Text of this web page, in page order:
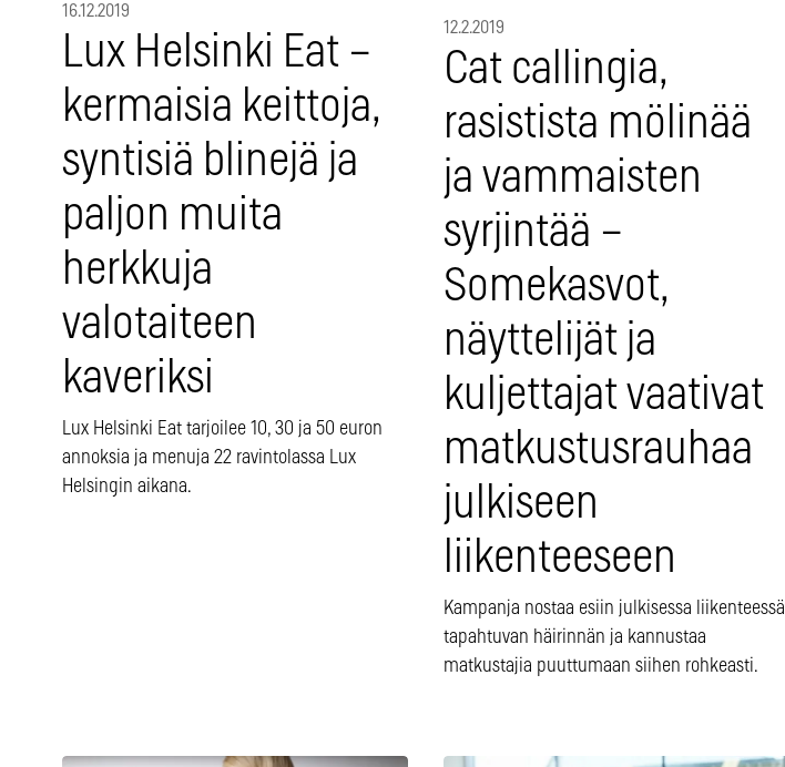
16.12.2019
Lux Helsinki Eat –
kermaisia keittoja,
syntisiä blinejä ja
paljon muita
herkkuja
valotaiteen
kaveriksi
Lux Helsinki Eat tarjoilee 10, 30 ja 50 euron
annoksia ja menuja 22 ravintolassa Lux
Helsingin aikana.
12.2.2019
Cat callingia,
rasistista mölinää
ja vammaisten
syrjintää –
Somekasvot,
näyttelijät ja
kuljettajat vaativat
matkustusrauhaa
julkiseen
liikenteeseen
Kampanja nostaa esiin julkisessa liikenteessä
tapahtuvan häirinnän ja kannustaa
matkustajia puuttumaan siihen rohkeasti.